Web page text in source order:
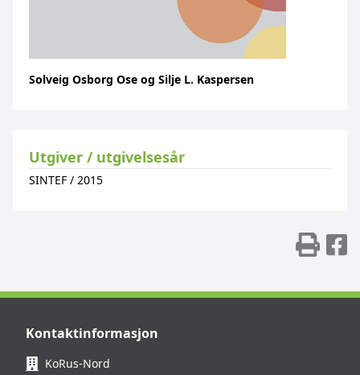
Solveig Osborg Ose og Silje L. Kaspersen
Utgiver / utgivelsesår
SINTEF / 2015
Kontaktinformasjon
KoRus-Nord